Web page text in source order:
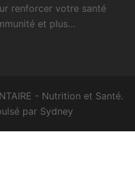
renforcer votre santé
et plus…
- Nutrition et Santé.
par Sydney